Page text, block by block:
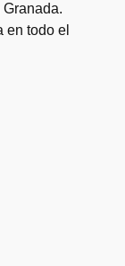
en todo el